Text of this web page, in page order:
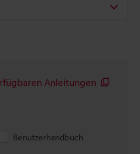
Anleitungen
Benutzerhandbuch